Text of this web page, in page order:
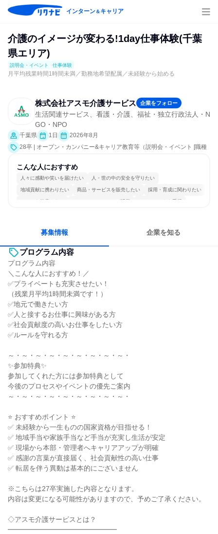
インターン＆キャリア
介護のイメージが変わる!1day仕事体験(千葉
県エリア)
説明会・イベント 仕事体験
月平均残業時間1時間未満／勤務地希望配属／未経験から始める
株式会社アスモ介護サービス 企業をフォロー
生活関連サービス、看護・介護、福祉・独立行政法人・N
GO・NPO
千葉県 1日
2026年8月
28卒 | オープン・カンパニー&キャリア教育等（説明会・イベント [職種
こんな人におすすめ
人々に感動や笑いを届けたい 人・世の中の安全を守りたい
地域貢献に携わりたい 商品・サービスを販売したい 採用・育成に関わりたい
チームを統率したい コミュニケーションが活発 チームワークを重視
募集情報 企業を知る
プログラム内容
プログラム内容
＼こんな人におすすめ！／
✅プライベートも充実させたい！
（残業月平均1時間未満です！）
✅地元で働きたい方
✅人と接するお仕事に興味がある方
✅社会貢献度の高いお仕事をしたい方
✅ルールを守れる方
～・～・～・～・～・～・～・～・～・
✨参加特典✨
参加してくれた方には参加特典として
今後のプロセスやイベントの優先ご案内
～・～・～・～・～・～・～・～・～・
⭐ おすすめポイント ⭐
✅ 未経験から一生ものの国家資格が目指せる！
✅ 地域手当や家族手当など手当が充実し生活が安定
✅ 現場から本部・管理者へキャリアアップが明確
✅ 感謝の言葉が直接届く、社会貢献性の高い仕事
✅ 転居を伴う異動は基本的にございません
※こちらは27卒実施した内容となります。
内容は変更になる可能性がありますので、予めご了承ください。
◇アスモ介護サービスとは？
━━━━━━━━━━━━━━━━